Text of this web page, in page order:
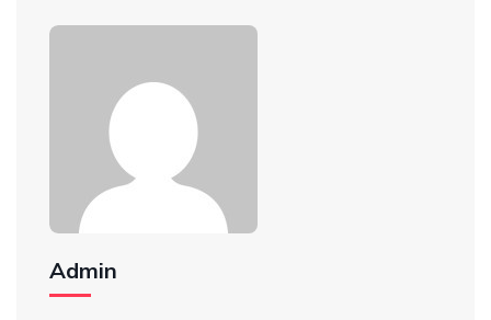
Admin